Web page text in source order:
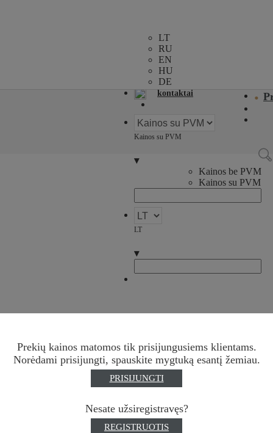
apie mus
naujienos
kontaktai
Kainos su PVM
▾
Kainos be PVM
Kainos su PVM
LT
▾
LT
RU
EN
HU
DE
Prekių kainos matomos tik prisijungusiems klientams.
Norėdami prisijungti, spauskite mygtuką esantį žemiau.
PRISIJUNGTI
Nesate užsiregistravęs?
REGISTRUOTIS